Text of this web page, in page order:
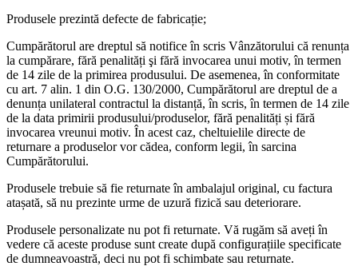
Produsele prezintă defecte de fabricație;
Cumpărătorul are dreptul să notifice în scris Vânzătorului că renunța
la cumpărare, fără penalități şi fără invocarea unui motiv, în termen
de 14 zile de la primirea produsului. De asemenea, în conformitate
cu art. 7 alin. 1 din O.G. 130/2000, Cumpărătorul are dreptul de a
denunța unilateral contractul la distanță, în scris, în termen de 14 zile
de la data primirii produsului/produselor, fără penalități și fără
invocarea vreunui motiv. În acest caz, cheltuielile directe de
returnare a produselor vor cădea, conform legii, în sarcina
Cumpărătorului.
Produsele trebuie să fie returnate în ambalajul original, cu factura
atașată, să nu prezinte urme de uzură fizică sau deteriorare.
Produsele personalizate nu pot fi returnate. Vă rugăm să aveți în
vedere că aceste produse sunt create după configurațiile specificate
de dumneavoastră, deci nu pot fi schimbate sau returnate.